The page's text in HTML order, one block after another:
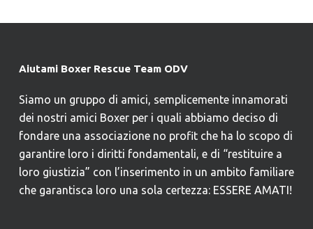
Aiutami Boxer Rescue Team ODV
Siamo un gruppo di amici, semplicemente innamorati
dei nostri amici Boxer per i quali abbiamo deciso di
fondare una associazione no profit che ha lo scopo di
garantire loro i diritti fondamentali, e di “restituire a
loro giustizia” con l’inserimento in un ambito familiare
che garantisca loro una sola certezza: ESSERE AMATI!